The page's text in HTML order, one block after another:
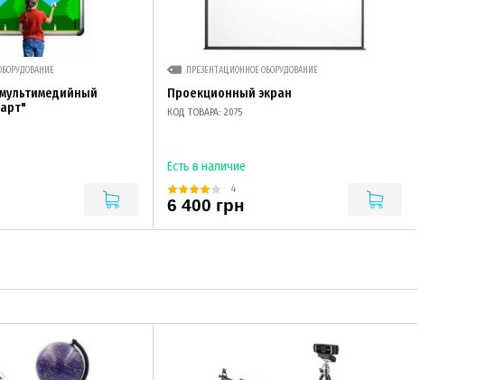
ПРЕЗЕНТАЦИОННОЕ ОБОРУДОВАНИЕ
Проекционный экран
КОД ТОВАРА: 2075
Есть в наличие
4
6 400 грн